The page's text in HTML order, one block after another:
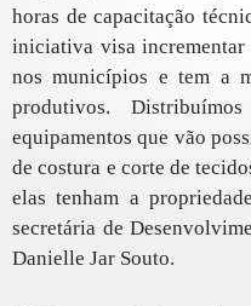
horas de capacitação
iniciativa visa
nos municípios e tem a
produtivos.
equipamentos que vão
de costura e corte de
elas tenham a
secretária de
Danielle Jar Souto.